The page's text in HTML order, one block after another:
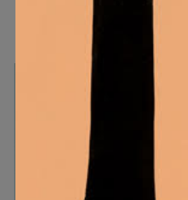
SELECCIONAR